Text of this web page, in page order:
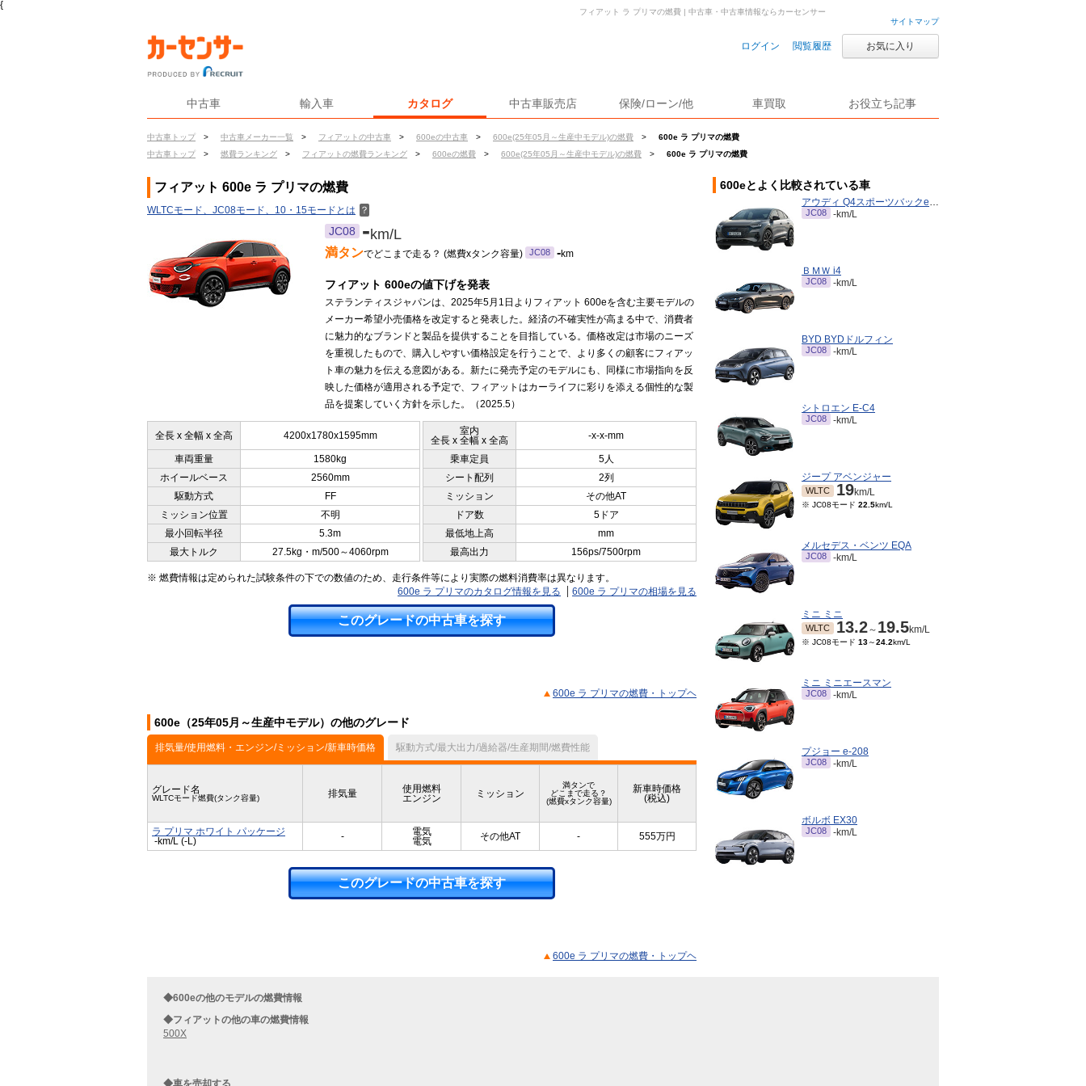
{
サイトマップ
ログイン 閲覧履歴 お気に入り
中古車 輸入車 カタログ 中古車販売店 保険/ローン/他 車買取 お役立ち記事
中古車トップ > 中古車メーカー一覧 > フィアットの中古車 > 600eの中古車 > 600e(25年05月～生産中モデル)の燃費 >
600e ラ プリマの燃費
中古車トップ
> 燃費ランキング > フィアットの燃費ランキング > 600eの燃費 > 600e(25年05月～生産中モデル)の燃費 > 600e ラ プリマの燃費
フィアット ラ プリマの燃費 | 中古車・中古車情報ならカーセンサー
フィアット 600e ラ プリマの燃費
WLTCモード、JC08モード、10・15モードとは ？
JC08 -km/L
満タンでどこまで走る？ (燃費xタンク容量) JC08 -km
フィアット 600eの値下げを発表
ステランティスジャパンは、2025年5月1日よりフィアット 600eを含む主要モデルの
メーカー希望小売価格を改定すると発表した。経済の不確実性が高まる中で、消費者
に魅力的なブランドと製品を提供することを目指している。価格改定は市場のニーズ
を重視したもので、購入しやすい価格設定を行うことで、より多くの顧客にフィアッ
ト車の魅力を伝える意図がある。新たに発売予定のモデルにも、同様に市場指向を反
映した価格が適用される予定で、フィアットはカーライフに彩りを添える個性的な製
品を提案していく方針を示した。（2025.5）
全長 x 全幅 x 全高 4200x1780x1595mm
室内
全長 x 全幅 x 全高
-x-x-mm
車両重量 1580kg 乗車定員
5人
ホイールベース
2560mm シート配列
2列
駆動方式
FF ミッション
その他AT
ミッション位置
不明 ドア数
5ドア
最小回転半径
5.3m 最低地上高
mm
最大トルク
27.5kg・m/500～4060rpm 最高出力 156ps/7500rpm
※ 燃費情報は定められた試験条件の下での数値のため、走行条件等により実際の燃料消費率は異なります。
600e ラ プリマのカタログ情報を見る
600e ラ プリマの相場を見る
このグレードの中古車を探す
600e ラ プリマの燃費・トップヘ
600e（25年05月～生産中モデル）の他のグレード
排気量/使用燃料・エンジン/ミッション/新車時価格 駆動方式/最大出力/過給器/生産期間/燃費性能
グレード名
WLTCモード燃費(タンク容量) 排気量
使用燃料
エンジン
ミッション
満タンで
どこまで走る？
(燃費xタンク容量)
新車時価格
(税込)
ラ プリマ ホワイト パッケージ
-km/L (-L)
-
電気
電気
その他AT - 555万円
このグレードの中古車を探す
600e ラ プリマの燃費・トップヘ
600eとよく比較されている車
アウディ Q4スポーツバックe-tron
JC08 -km/L
ＢＭＷ i4
JC08 -km/L
BYD BYDドルフィン
JC08 -km/L
シトロエン E-C4
JC08 -km/L
ジープ アベンジャー
WLTC 19km/L
※ JC08モード 22.5km/L
メルセデス・ベンツ EQA
JC08 -km/L
ミニ ミニ
WLTC 13.2～ 19.5km/L
※ JC08モード 13～24.2km/L
ミニ ミニエースマン
JC08 -km/L
プジョー e-208
JC08 -km/L
ボルボ EX30
JC08 -km/L
◆600eの他のモデルの燃費情報
◆フィアットの他の車の燃費情報
500X